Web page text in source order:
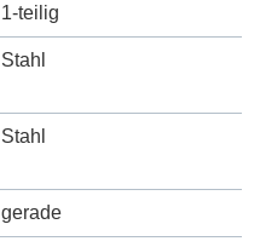
1-teilig
Stahl
Stahl
gerade